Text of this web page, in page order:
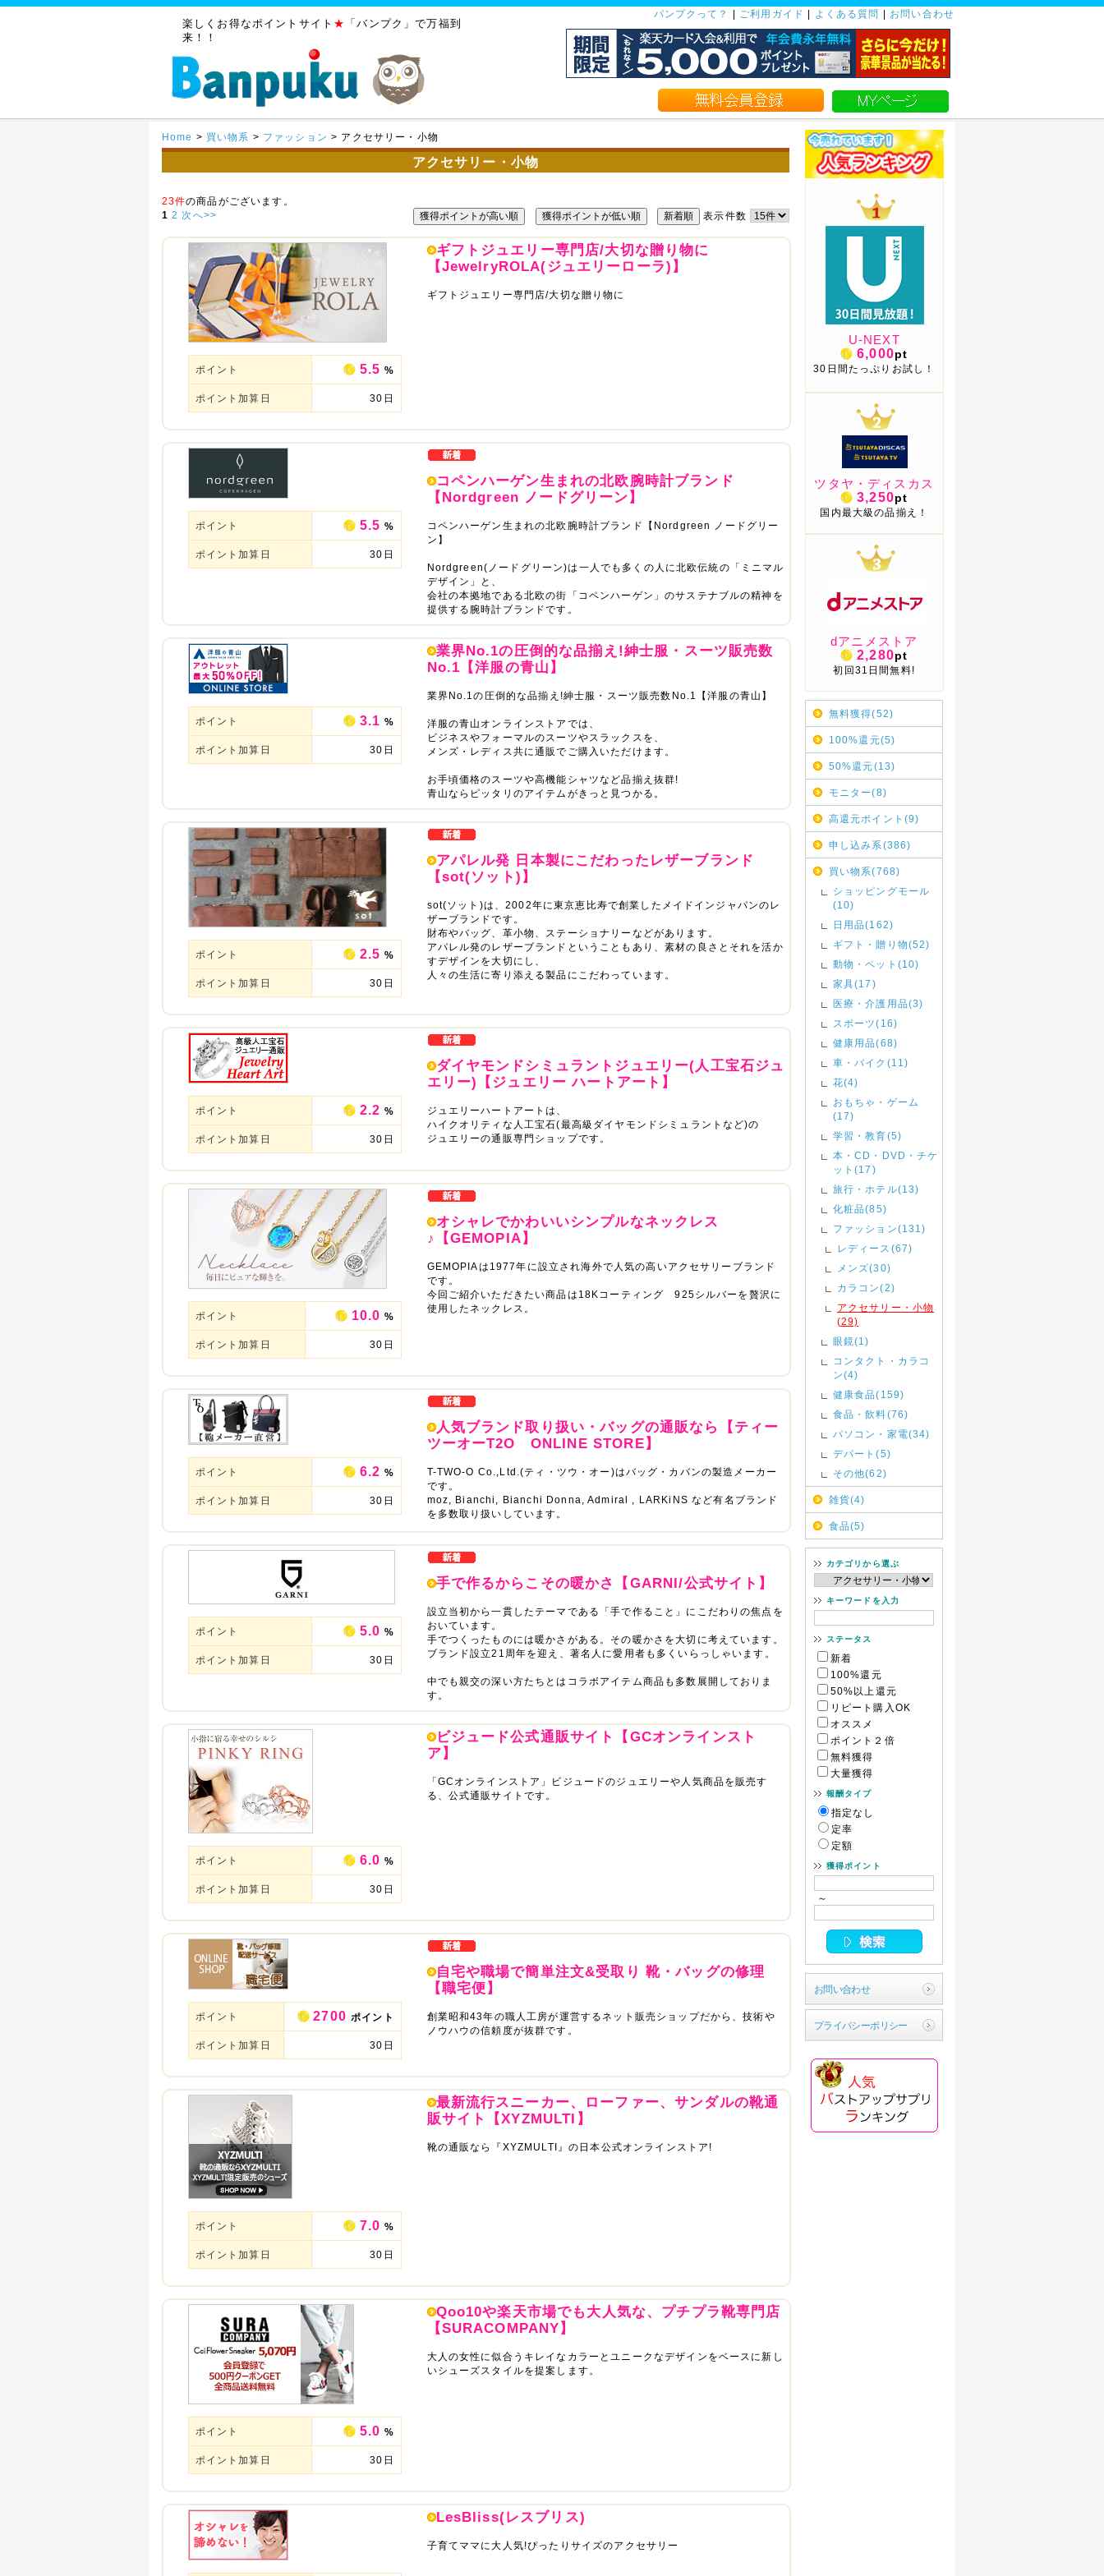
楽しくお得なポイントサイト ★ 「バンプク」で万福到
来！！
パンプクって？ | ご利用ガイド | よくある質問 | お問い合わせ
Home > 買い物系 > ファッション > アクセサリー・小物
アクセサリー・小物
23件の商品がございます。
獲得ポイントが高い順
獲得ポイントが低い順 新着順 表示件数
1 2 次へ>>
ポイント 5.5 %
ポイント加算日 30日
ギフトジュエリー専門店/大切な贈り物に
【JewelryROLA(ジュエリーローラ)】
ギフトジュエリー専門店/大切な贈り物に
ポイント 5.5 %
ポイント加算日 30日
コペンハーゲン生まれの北欧腕時計ブランド
【Nordgreen ノードグリーン】
コペンハーゲン生まれの北欧腕時計ブランド【Nordgreen ノードグリー
ン】
Nordgreen(ノードグリーン)は一人でも多くの人に北欧伝統の「ミニマル
デザイン」と、
会社の本拠地である北欧の街「コペンハーゲン」のサステナブルの精神を
提供する腕時計ブランドです。
ポイント 3.1 %
ポイント加算日 30日
業界No.1の圧倒的な品揃え!紳士服・スーツ販売数
No.1【洋服の青山】
業界No.1の圧倒的な品揃え!紳士服・スーツ販売数No.1【洋服の青山】
洋服の青山オンラインストアでは、
ビジネスやフォーマルのスーツやスラックスを、
メンズ・レディス共に通販でご購入いただけます。
お手頃価格のスーツや高機能シャツなど品揃え抜群!
青山ならピッタリのアイテムがきっと見つかる。
ポイント 2.5 %
ポイント加算日 30日
アパレル発 日本製にこだわったレザーブランド
【sot(ソット)】
sot(ソット)は、2002年に東京恵比寿で創業したメイドインジャパンのレ
ザーブランドです。
財布やバッグ、革小物、ステーショナリーなどがあります。
アパレル発のレザーブランドということもあり、素材の良さとそれを活か
すデザインを大切にし、
人々の生活に寄り添える製品にこだわっています。
ポイント 2.2 %
ポイント加算日 30日
ダイヤモンドシミュラントジュエリー(人工宝石ジュ
エリー)【ジュエリー ハートアート】
ジュエリーハートアートは、
ハイクオリティな人工宝石(最高級ダイヤモンドシミュラントなど)の
ジュエリーの通販専門ショップです。
ポイント 10.0 %
ポイント加算日 30日
オシャレでかわいいシンプルなネックレス
♪【GEMOPIA】
GEMOPIAは1977年に設立され海外で人気の高いアクセサリーブランド
です。
今回ご紹介いただきたい商品は18Kコーティング 925シルバーを贅沢に
使用したネックレス。
ポイント 6.2 %
ポイント加算日 30日
人気ブランド取り扱い・バッグの通販なら【ティー
ツーオーT2O ONLINE STORE】
T-TWO-O Co.,Ltd.(ティ・ツウ・オー)はバッグ・カバンの製造メーカー
です。
moz, Bianchi, Bianchi Donna, Admiral , LARKiNS など有名ブランド
を多数取り扱いしています。
ポイント 5.0 %
ポイント加算日 30日
手で作るからこその暖かさ【GARNI/公式サイト】
設立当初から一貫したテーマである「手で作ること」にこだわりの焦点を
おいています。
手でつくったものには暖かさがある。その暖かさを大切に考えています。
ブランド設立21周年を迎え、著名人に愛用者も多くいらっしゃいます。
中でも親交の深い方たちとはコラボアイテム商品も多数展開しておりま
す。
ポイント 6.0 %
ポイント加算日 30日
ビジュード公式通販サイト【GCオンラインスト
ア】
「GCオンラインストア」ビジュードのジュエリーや人気商品を販売す
る、公式通販サイトです。
ポイント 2700 ポイント
ポイント加算日 30日
自宅や職場で簡単注文&受取り 靴・バッグの修理
【職宅便】
創業昭和43年の職人工房が運営するネット販売ショップだから、技術や
ノウハウの信頼度が抜群です。
ポイント 7.0 %
ポイント加算日 30日
最新流行スニーカー、ローファー、サンダルの靴通
販サイト【XYZMULTI】
靴の通販なら『XYZMULTI』の日本公式オンラインストア!
ポイント 5.0 %
ポイント加算日 30日
Qoo10や楽天市場でも大人気な、プチプラ靴専門店
【SURACOMPANY】
大人の女性に似合うキレイなカラーとユニークなデザインをベースに新し
いシューズスタイルを提案します。
LesBliss(レスブリス)
子育てママに大人気!ぴったりサイズのアクセサリー
U-NEXT
6,000pt
30日間たっぷりお試し！
ツタヤ・ディスカス
3,250pt
国内最大級の品揃え！
dアニメストア
2,280pt
初回31日間無料!
無料獲得(52)
100%還元(5)
50%還元(13)
モニター(8)
高還元ポイント(9)
申し込み系(386)
買い物系(768)
ショッピングモール
(10)
日用品(162)
ギフト・贈り物(52)
動物・ペット(10)
家具(17)
医療・介護用品(3)
スポーツ(16)
健康用品(68)
車・バイク(11)
花(4)
おもちゃ・ゲーム
(17)
学習・教育(5)
本・CD・DVD・チケ
ット(17)
旅行・ホテル(13)
化粧品(85)
ファッション(131)
レディース(67)
メンズ(30)
カラコン(2)
アクセサリー・小物
(29)
眼鏡(1)
コンタクト・カラコ
ン(4)
健康食品(159)
食品・飲料(76)
パソコン・家電(34)
デパート(5)
その他(62)
雑貨(4)
食品(5)
カテゴリから選ぶ
キーワードを入力
ステータス
新着
100%還元
50%以上還元
リピート購入OK
オススメ
ポイント２倍
無料獲得
大量獲得
報酬タイプ
指定なし
定率
定額
獲得ポイント
～
お問い合わせ
プライバシーポリシー